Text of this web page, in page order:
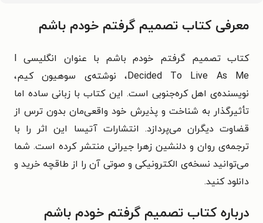
معرفی کتاب تصمیم گرفتم خودم باشم
کتاب تصمیم گرفتم خودم باشم با عنوان انگلیسی I
Decided To Live As Me، نوشته‌ی سوهیون کیم،
نویسنده‌ی اهل کره‌جنوبی است. این کتاب با زبانی ساده اما
تأثیرگذار به شناخت و پذیرش خود واقعی‌مان بدون ترس از
قضاوت دیگران می‌پردازد. انتشارات آتیسا این اثر را با
ترجمه‌ی روان و دلنشین زهرا جیرانی منتشر کرده است. شما
می‌توانید نسخه‌ی الکترونیکی و صوتی آن را از طاقچه خرید و
دانلود کنید.
درباره کتاب تصمیم گرفتم خودم باشم